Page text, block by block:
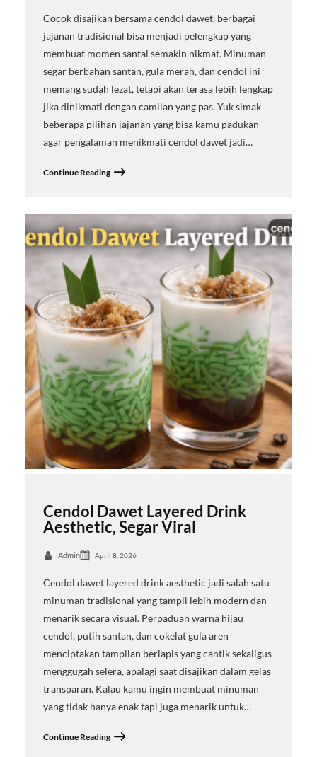
Cocok disajikan bersama cendol dawet, berbagai
jajanan tradisional bisa menjadi pelengkap yang
membuat momen santai semakin nikmat. Minuman
segar berbahan santan, gula merah, dan cendol ini
memang sudah lezat, tetapi akan terasa lebih lengkap
jika dinikmati dengan camilan yang pas. Yuk simak
beberapa pilihan jajanan yang bisa kamu padukan
agar pengalaman menikmati cendol dawet jadi…
Continue Reading
Cendol Dawet Layered Drink
Aesthetic, Segar Viral
Admin April 8, 2026
Cendol dawet layered drink aesthetic jadi salah satu
minuman tradisional yang tampil lebih modern dan
menarik secara visual. Perpaduan warna hijau
cendol, putih santan, dan cokelat gula aren
menciptakan tampilan berlapis yang cantik sekaligus
menggugah selera, apalagi saat disajikan dalam gelas
transparan. Kalau kamu ingin membuat minuman
yang tidak hanya enak tapi juga menarik untuk…
Continue Reading